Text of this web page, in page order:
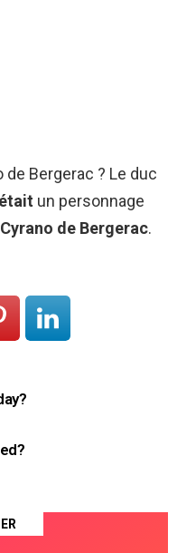
Bergerac ? Le duc
était un personnage
Cyrano de Bergerac.